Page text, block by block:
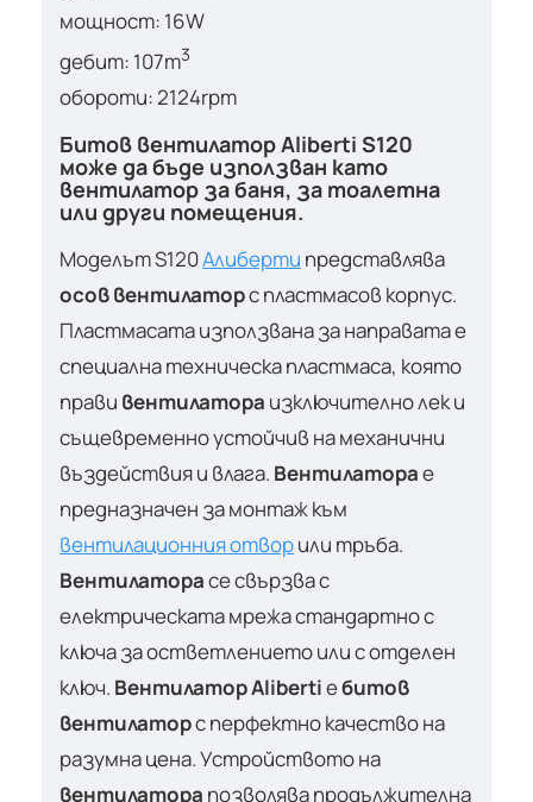
мощност: 16W
дебит: 107m3
обороти: 2124rpm
Битов вентилатор Aliberti S120
може да бъде използван като
вентилатор за баня, за тоалетна
или други помещения.
Моделът S120Алиберти представлява
осов вентилаторс пластмасов корпус.
Пластмасата използвана за направата е
специална техническа пластмаса, която
прави вентилатора изключително лек и
същевременно устойчив на механични
въздействия и влага. Вентилаторае
предназначен за монтаж към
вентилационния отворили тръба.
Вентилаторасе свързва с
електрическата мрежа стандартно с
ключа за остветлението или с отделен
ключ. Вентилатор Alibertiебитов
вентилаторс перфектно качество на
разумна цена. Устройството на
вентилатора позволява продължителна